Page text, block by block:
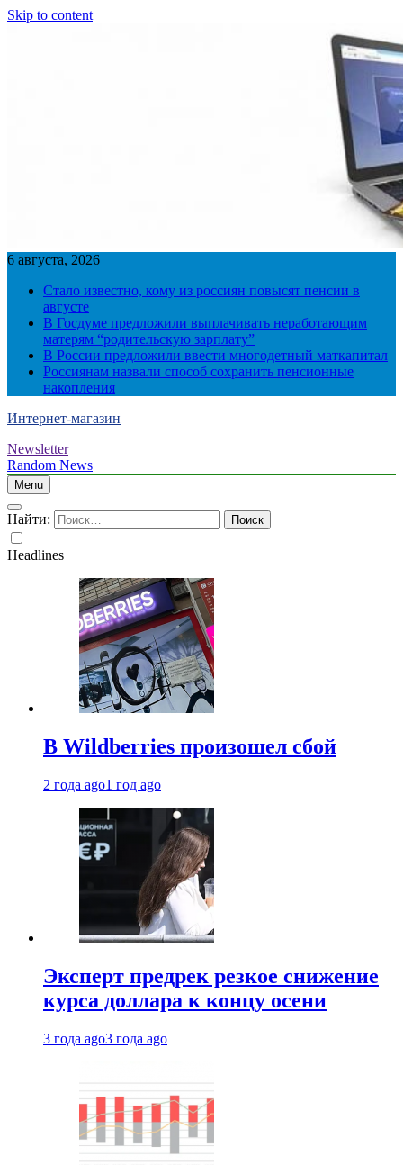
Skip to content
6 августа, 2026
Стало известно, кому из россиян повысят пенсии в
августе
В Госдуме предложили выплачивать неработающим
матерям “родительскую зарплату”
В России предложили ввести многодетный маткапитал
Россиянам назвали способ сохранить пенсионные
накопления
Интернет-магазин
Newsletter
Random News
Menu
Найти:
Headlines
В Wildberries произошел сбой
2 года ago1 год ago
Эксперт предрек резкое снижение
курса доллара к концу осени
3 года ago3 года ago